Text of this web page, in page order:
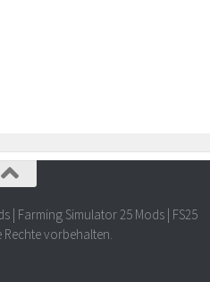
| Farming Simulator 25 Mods | FS25
Rechte vorbehalten.